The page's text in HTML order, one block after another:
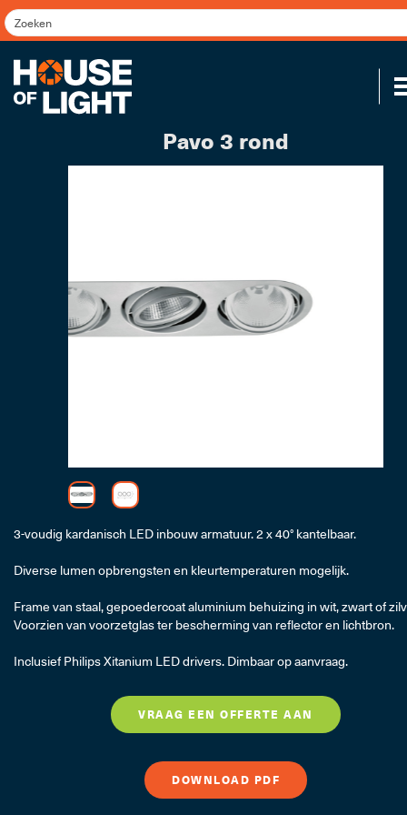
Pavo 3 rond
3-voudig kardanisch LED inbouw armatuur. 2 x 40° kantelbaar.
Diverse lumen opbrengsten en kleurtemperaturen mogelijk.
Frame van staal, gepoedercoat aluminium behuizing in wit, zwart of
Voorzien van voorzetglas ter bescherming van reflector en lichtbron.
Inclusief Philips Xitanium LED drivers. Dimbaar op aanvraag.
VRAAG EEN OFFERTE AAN
DOWNLOAD PDF